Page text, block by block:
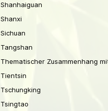
Shanhaiguan
Shanxi
Sichuan
Tangshan
Thematischer Zusammenhang mit
Tientsin
Tschungking
Tsingtao